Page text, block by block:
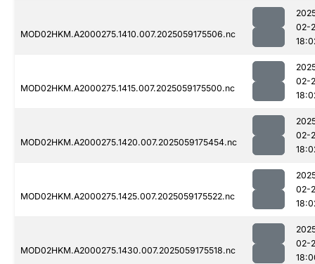
MOD02HKM.A2000275.1410.007.2025059175506.nc
02-
MOD02HKM.A2000275.1415.007.2025059175500.nc
02-
MOD02HKM.A2000275.1420.007.2025059175454.nc
02-
MOD02HKM.A2000275.1425.007.2025059175522.nc
02-
MOD02HKM.A2000275.1430.007.2025059175518.nc
02-